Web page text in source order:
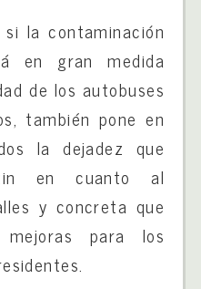
la contaminación
en gran medida
de los autobuses
también pone en
la dejadez que
en cuanto al
y concreta que
para los